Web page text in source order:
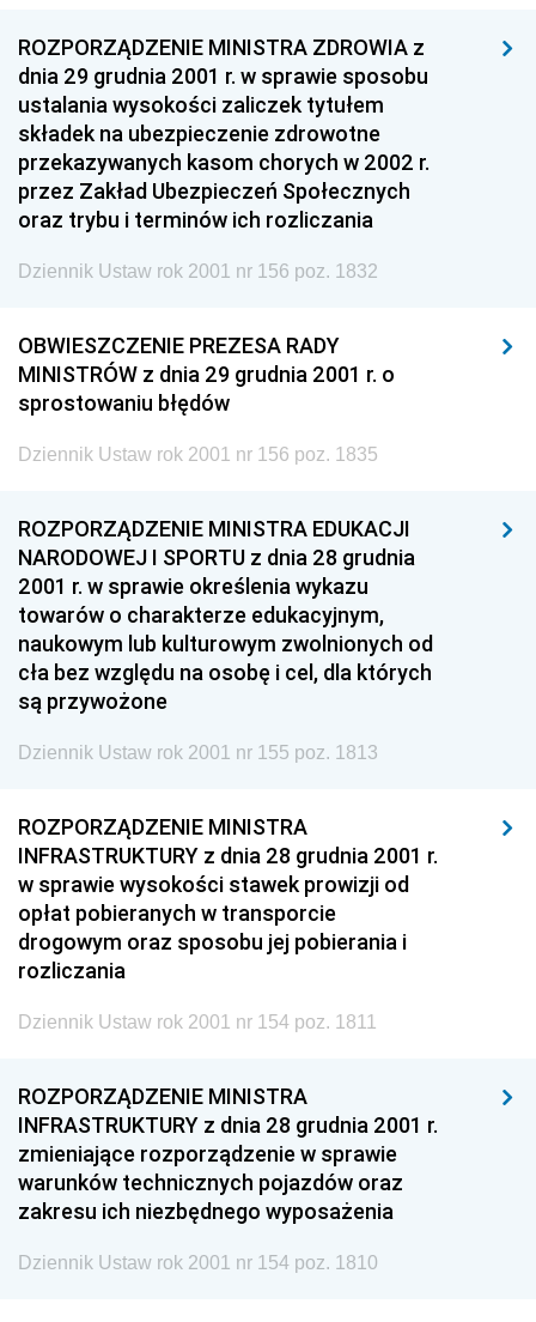
ROZPORZĄDZENIE MINISTRA ZDROWIA z
dnia 29 grudnia 2001 r. w sprawie sposobu
ustalania wysokości zaliczek tytułem
składek na ubezpieczenie zdrowotne
przekazywanych kasom chorych w 2002 r.
przez Zakład Ubezpieczeń Społecznych
oraz trybu i terminów ich rozliczania
Dziennik Ustaw rok 2001 nr 156 poz. 1832
OBWIESZCZENIE PREZESA RADY
MINISTRÓW z dnia 29 grudnia 2001 r. o
sprostowaniu błędów
Dziennik Ustaw rok 2001 nr 156 poz. 1835
ROZPORZĄDZENIE MINISTRA EDUKACJI
NARODOWEJ I SPORTU z dnia 28 grudnia
2001 r. w sprawie określenia wykazu
towarów o charakterze edukacyjnym,
naukowym lub kulturowym zwolnionych od
cła bez względu na osobę i cel, dla których
są przywożone
Dziennik Ustaw rok 2001 nr 155 poz. 1813
ROZPORZĄDZENIE MINISTRA
INFRASTRUKTURY z dnia 28 grudnia 2001 r.
w sprawie wysokości stawek prowizji od
opłat pobieranych w transporcie
drogowym oraz sposobu jej pobierania i
rozliczania
Dziennik Ustaw rok 2001 nr 154 poz. 1811
ROZPORZĄDZENIE MINISTRA
INFRASTRUKTURY z dnia 28 grudnia 2001 r.
zmieniające rozporządzenie w sprawie
warunków technicznych pojazdów oraz
zakresu ich niezbędnego wyposażenia
Dziennik Ustaw rok 2001 nr 154 poz. 1810